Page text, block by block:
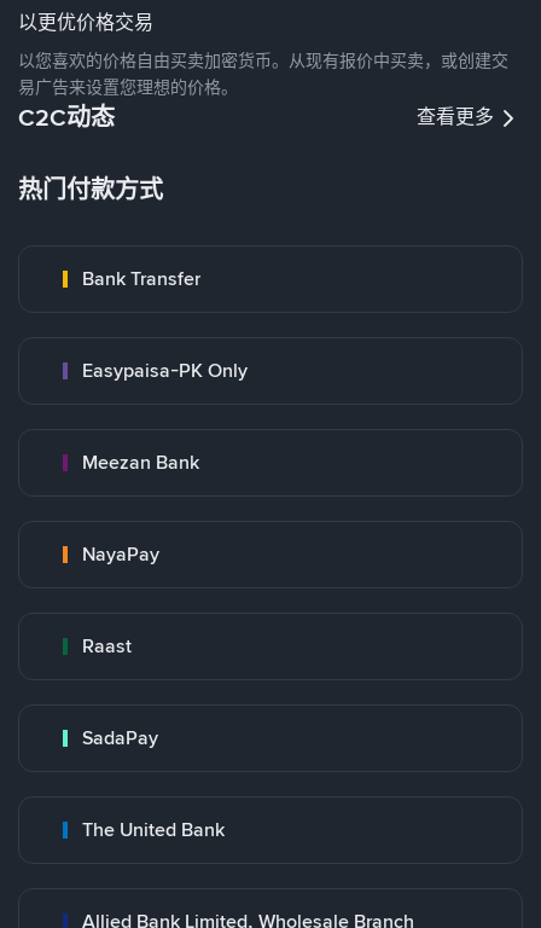
以更优价格交易
以您喜欢的价格自由买卖加密货币。从现有报价中买卖，或创建交
易广告来设置您理想的价格。
C2C动态 查看更多
热门付款方式
Bank Transfer
Easypaisa-PK Only
Meezan Bank
NayaPay
Raast
SadaPay
The United Bank
Allied Bank Limited, Wholesale Branch